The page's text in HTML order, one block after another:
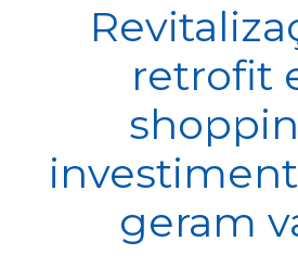
retrofit
geram